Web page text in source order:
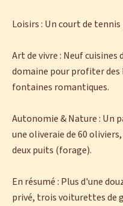
Loisirs : Un court de
Art de vivre : Neuf cuisines
domaine pour profiter des
fontaines romantiques.
Autonomie & Nature : Un
une oliveraie de 60
deux puits (forage).
En résumé : Plus d'une
privé, trois voiturettes de